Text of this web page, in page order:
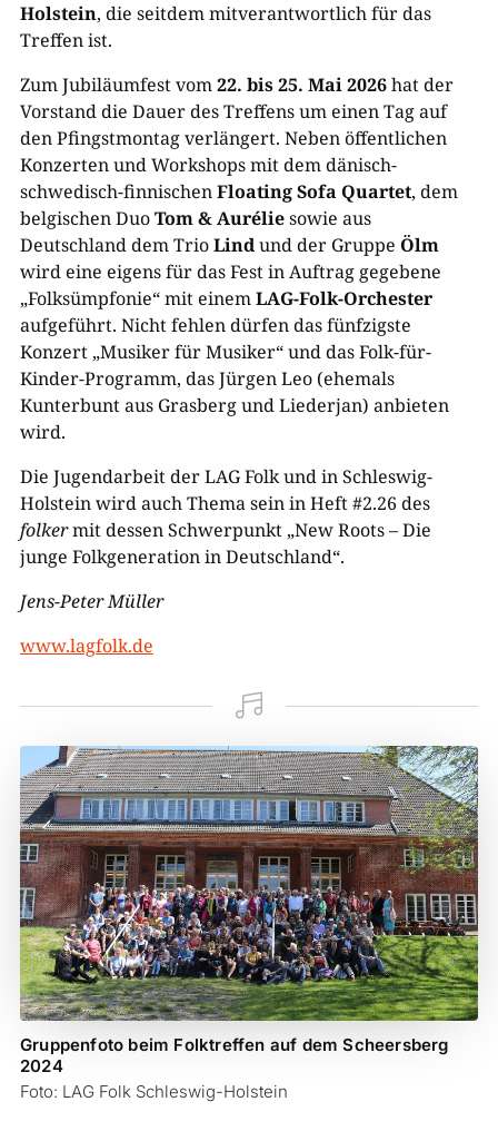
Holstein, die seitdem mitverantwortlich für das
Treffen ist.
Zum Jubiläumfest vom22. bis 25. Mai 2026hat der
Vorstand die Dauer des Treffens um einen Tag auf
den Pfingstmontag verlängert. Neben öffentlichen
Konzerten und Workshops mit dem dänisch-
schwedisch-finnischenFloating Sofa Quartet, dem
belgischen DuoTom & Auréliesowie aus
Deutschland dem TrioLindund der Gruppe Ölm
wird eine eigens für das Fest in Auftrag gegebene
„Folksümpfonie“ mit einemLAG-Folk-Orchester
aufgeführt. Nicht fehlen dürfen das fünfzigste
Konzert „Musiker für Musiker“ und das Folk-für-
Kinder-Programm, das Jürgen Leo (ehemals
Kunterbunt aus Grasberg und Liederjan) anbieten
wird.
Die Jugendarbeit der LAG Folk und in Schleswig-
Holstein wird auch Thema sein in Heft #2.26 des
folkermit dessen Schwerpunkt „New Roots – Die
junge Folkgeneration in Deutschland“.
Jens-Peter Müller
www.lagfolk.de

Gruppenfoto beim Folktreffen auf dem Scheersberg
2024
Foto: LAG Folk Schleswig-Holstein